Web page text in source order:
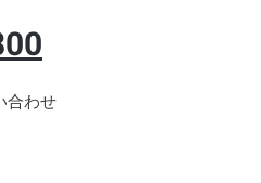
合わせ